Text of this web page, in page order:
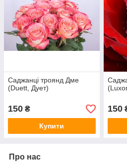
Саджанці троянд Дме
(Duett, Дует)
150 ₴
Купити
150
Про нас